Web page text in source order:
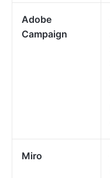
Adobe
Campaign
Miro